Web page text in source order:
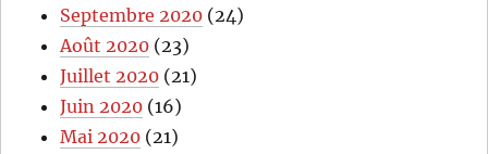
Septembre 2020 (24)
Août 2020 (23)
Juillet 2020 (21)
Juin 2020 (16)
Mai 2020 (21)